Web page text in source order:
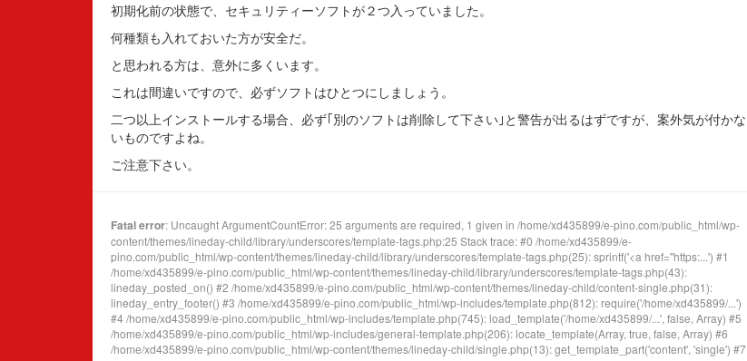
初期化前の状態で、セキュリティーソフトが２つ入っていました。
何種類も入れておいた方が安全だ。
と思われる方は、意外に多くいます。
これは間違いですので、必ずソフトはひとつにしましょう。
二つ以上インストールする場合、必ず｢別のソフトは削除して下さい｣と警告が出るはずですが、案外気が付かな
いものですよね。
ご注意下さい。
Fatal error: Uncaught ArgumentCountError: 25 arguments are required, 1 given in /home/xd435899/e-pino.com/public_html/wp-
content/themes/lineday-child/library/underscores/template-tags.php:25 Stack trace: #0 /home/xd435899/e-
pino.com/public_html/wp-content/themes/lineday-child/library/underscores/template-tags.php(25): sprintf('<a href="https:...') #1
/home/xd435899/e-pino.com/public_html/wp-content/themes/lineday-child/library/underscores/template-tags.php(43):
lineday_posted_on() #2 /home/xd435899/e-pino.com/public_html/wp-content/themes/lineday-child/content-single.php(31):
lineday_entry_footer() #3 /home/xd435899/e-pino.com/public_html/wp-includes/template.php(812): require('/home/xd435899/...')
#4 /home/xd435899/e-pino.com/public_html/wp-includes/template.php(745): load_template('/home/xd435899/...', false, Array) #5
/home/xd435899/e-pino.com/public_html/wp-includes/general-template.php(206): locate_template(Array, true, false, Array) #6
/home/xd435899/e-pino.com/public_html/wp-content/themes/lineday-child/single.php(13): get_template_part('content', 'single') #7